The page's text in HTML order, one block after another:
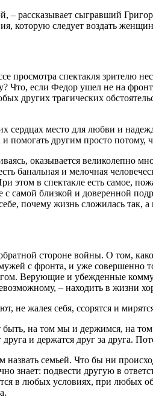
– рассказывает сыгравший
которую следует воздать
просмотра спектакля зрителю
Что, если Федор ушел не на
других трагических
сердцах место для любви и
и помогать другим просто потому,
оказывается
банальная и мелочная
этом в спектакле есть самое,
самой близкой и доверенной
почему жизнь сложилась так, а
стороне войны. О том,
с фронта, и уже совершенно
Верующие и убежденные
– находить в жизни
не жалея себя, ссорятся и
на том мы и держимся, на
и держатся друг за друга.
назвать семьей. Что бы ни
знает: подвести другую в
в любых условиях, при любых